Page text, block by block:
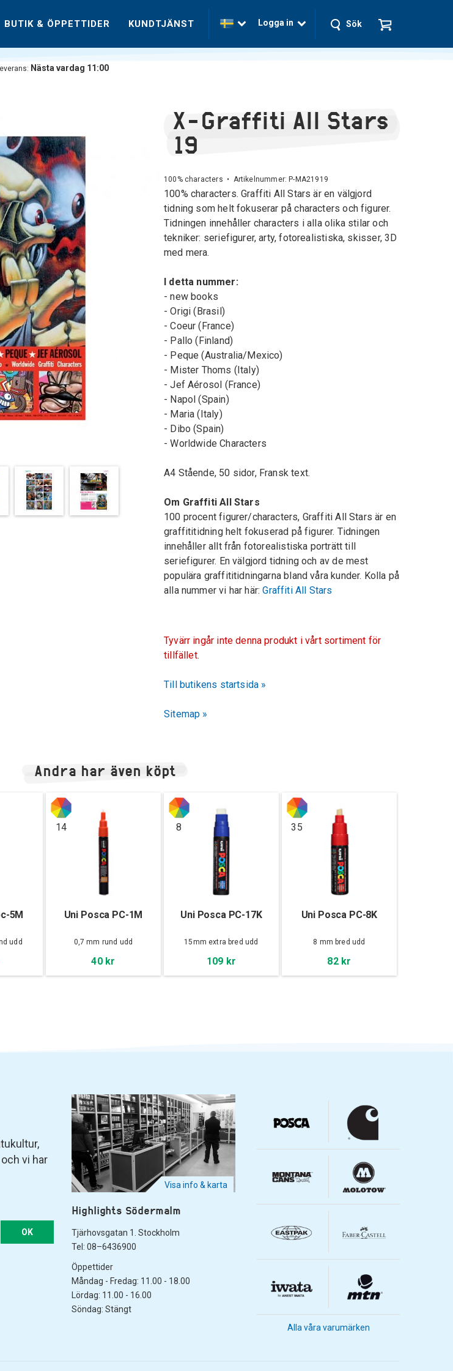
BUTIK & ÖPPETTIDER KUNDTJÄNST Logga in Sök
Nästa vardag 11:00
X-Graffiti All Stars
19
100% characters • Artikelnummer: P-MA21919
100% characters. Graffiti All Stars är en välgjord
tidning som helt fokuserar på characters och figurer.
Tidningen innehåller characters i alla olika stilar och
tekniker: seriefigurer, arty, fotorealistiska, skisser, 3D
med mera.
I detta nummer:
- new books
- Origi (Brasil)
- Coeur (France)
- Pallo (Finland)
- Peque (Australia/Mexico)
- Mister Thoms (Italy)
- Jef Aérosol (France)
- Napol (Spain)
- Maria (Italy)
- Dibo (Spain)
- Worldwide Characters
A4 Stående, 50 sidor, Fransk text.
Om Graffiti All Stars
100 procent figurer/characters, Graffiti All Stars är en
graffititidning helt fokuserad på figurer. Tidningen
innehåller allt från fotorealistiska porträtt till
seriefigurer. En välgjord tidning och av de mest
populära graffititidningarna bland våra kunder. Kolla på
alla nummer vi har här:Graffiti All Stars
Tyvärr ingår inte denna produkt i vårt sortiment för
tillfället.
Till butikens startsida »
Sitemap »
Andra har även köpt
5M
udd
14
Uni Posca PC-1M
0,7 mm rund udd
40 kr
8
Uni Posca PC-17K
15mm extra bred udd
109 kr
35
Uni Posca PC-8K
8 mm bred udd
82 kr
vi har
OK
Visa info & karta
Highlights Södermalm
Tjärhovsgatan 1. Stockholm
Tel: 08–6436900
Öppettider
Måndag - Fredag: 11.00 - 18.00
Lördag: 11.00 - 16.00
Söndag: Stängt
Alla våra varumärken